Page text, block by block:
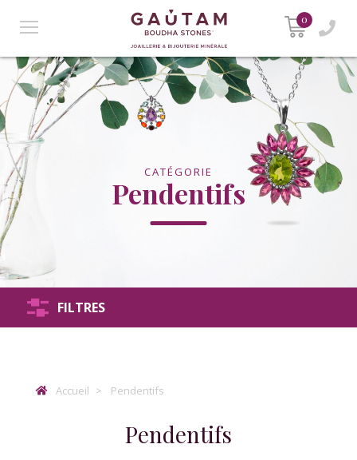
0
CATÉGORIE
Pendentifs
Accueil Pendentifs
Pendentifs
FILTRES